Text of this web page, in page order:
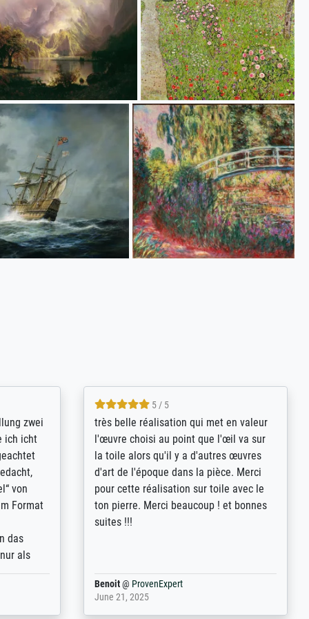
to
the best
by the
and
in that
5 / 5
eine große Auswahl an Bildern und
deren Reproduktionsmöglichkeiten;
wurde sehr gut durch die einzelnen
Bestellkriterien geführt, verständliche
Erklärungen, z.B. mit Bilddarstellungen,
werde auf jeden Fall meine guten
Erfahrungen weitergeben.
Anonym@ProvenExpert
May 13, 2026